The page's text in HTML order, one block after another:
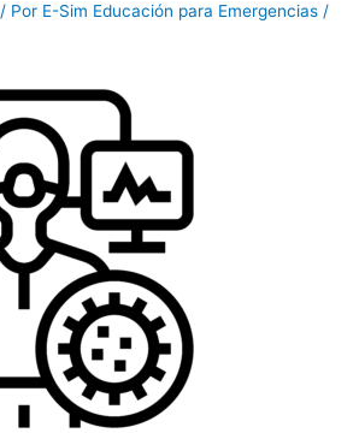
/ Por E-Sim Educación para Emergencias /